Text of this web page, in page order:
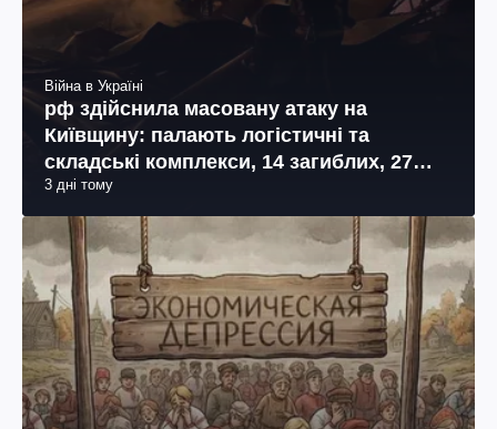
Війна в Україні
рф здійснила масовану атаку на
Київщину: палають логістичні та
складські комплекси, 14 загиблих, 27
поранених (фото, відео)
3 дні тому